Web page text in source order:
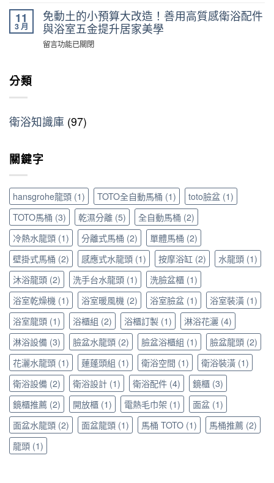
點
與
尺
寸
篇〉
中
浴
五
金
與
5
大
錯
避
坑
指
南〉
中
與
挑
選
恆
頭，
極
致
沐
浴
體
驗〉
中
浴
五
金
生
辦？
材
挑
選
清
潔
保
養
全
攻
略〉
中
11
3 月
免動土的小預算大改造！善用高質感衛浴配件
與浴室五金提升居家美學
在
算
造！
高
質
感
衛
浴
配
件
與
浴
室
五
金
提
升
居
家
美
學〉
中
留言功能已關閉
分類
衛浴知識庫 (97)
關鍵字
hansgrohe龍頭 (1) TOTO全自動馬桶 (1) toto臉盆 (1)
TOTO馬桶 (3) 乾濕分離 (5) 全自動馬桶 (2)
冷熱水龍頭 (1) 分離式馬桶 (2) 單體馬桶 (2)
壁掛式馬桶 (2) 感應式水龍頭 (1) 按摩浴缸 (2) 水龍頭 (1)
沐浴龍頭 (2) 洗手台水龍頭 (1) 洗臉盆櫃 (1)
浴室乾燥機 (1) 浴室暖風機 (2) 浴室臉盆 (1) 浴室裝潢 (1)
浴室龍頭 (1) 浴櫃組 (2) 浴櫃訂製 (1) 淋浴花灑 (4)
淋浴設備 (3) 臉盆水龍頭 (2) 臉盆浴櫃組 (1) 臉盆龍頭 (2)
花灑水龍頭 (1) 蓮蓬頭組 (1) 衛浴空間 (1) 衛浴裝潢 (1)
衛浴設備 (2) 衛浴設計 (1) 衛浴配件 (4) 鏡櫃 (3)
鏡櫃推薦 (2) 開放櫃 (1) 電熱毛巾架 (1) 面盆 (1)
面盆水龍頭 (2) 面盆龍頭 (1) 馬桶 TOTO (1) 馬桶推薦 (2)
龍頭 (1)